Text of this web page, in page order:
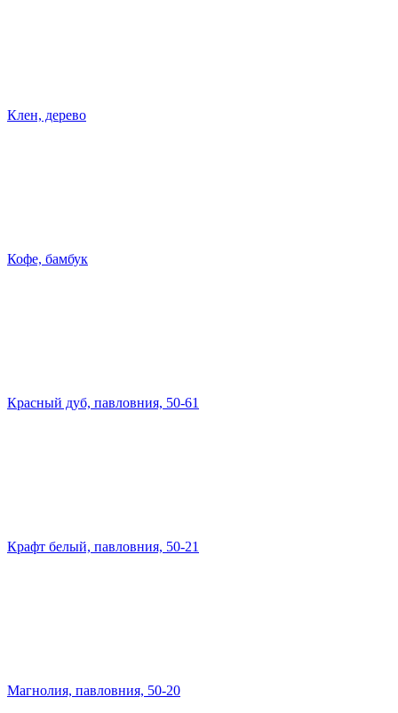
Клен, дерево
Кофе, бамбук
Красный дуб, павловния, 50-61
Крафт белый, павловния, 50-21
Магнолия, павловния, 50-20